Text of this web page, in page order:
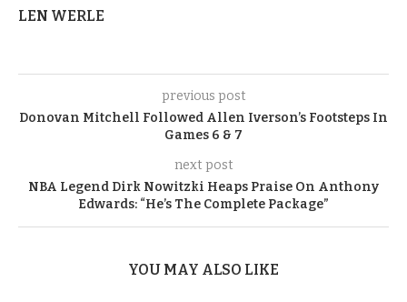
LEN WERLE
previous post
Donovan Mitchell Followed Allen Iverson’s Footsteps In
Games 6 & 7
next post
NBA Legend Dirk Nowitzki Heaps Praise On Anthony
Edwards: “He’s The Complete Package”
YOU MAY ALSO LIKE